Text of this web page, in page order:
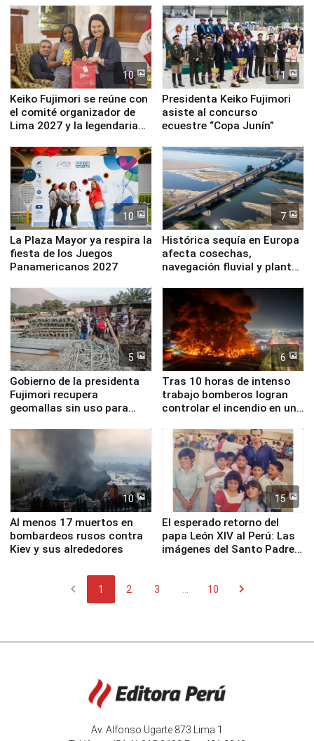
10
Keiko Fujimori se reúne con
el comité organizador de
Lima 2027 y la legendaria
11
Presidenta Keiko Fujimori
asiste al concurso
ecuestre “Copa Junín”
10
La Plaza Mayor ya respira la
fiesta de los Juegos
Panamericanos 2027
7
Histórica sequía en Europa
afecta cosechas,
navegación fluvial y plantas
5
Gobierno de la presidenta
Fujimori recupera
geomallas sin uso para
Fenómeno El Niño
6
Tras 10 horas de intenso
trabajo bomberos logran
controlar el incendio en una
de Chile
10
Al menos 17 muertos en
bombardeos rusos contra
Kiev y sus alrededores
15
El esperado retorno del
papa León XIV al Perú: Las
imágenes del Santo Padre
chevron_left 1 2 3 10 chevron_right
Av. Alfonso Ugarte 873 Lima 1